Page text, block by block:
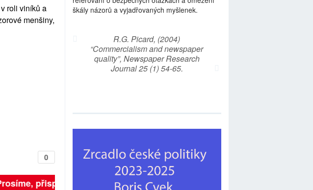
roli viníků a
menšiny,
0
přispějte. ➥
škály názorů a vyjadřovaných myšlenek.
R.G. Picard, (2004)
“Commercialism and newspaper
quality”, Newspaper Research
Journal 25 (1) 54-65.